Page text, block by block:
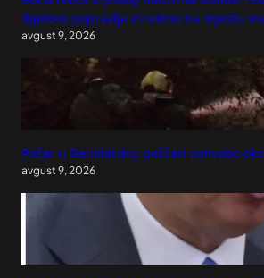
dijelove popravlja direktno na mjestu
avgust 9, 2026
Požar u Deliblatskoj peščari zahvatio
avgust 9, 2026